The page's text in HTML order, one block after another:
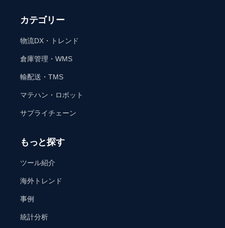
カテゴリー
物流DX・トレンド
倉庫管理・WMS
輸配送・TMS
マテハン・ロボット
サプライチェーン
もっと探す
ツール紹介
海外トレンド
事例
統計分析